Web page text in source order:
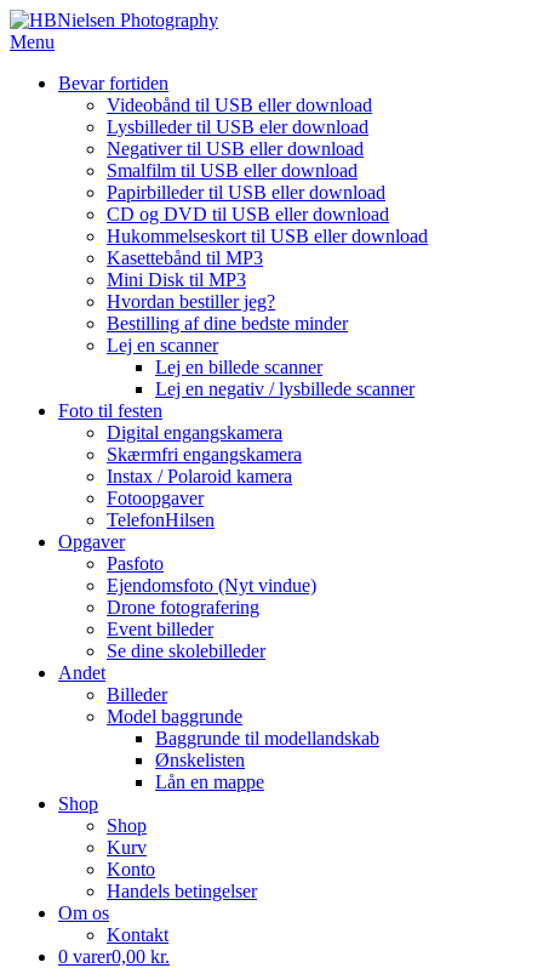
Spring
til
Menu
Bevar fortiden
Videobånd til USB eller download
Lysbilleder til USB eler download
Negativer til USB eller download
Smalfilm til USB eller download
Papirbilleder til USB eller download
CD og DVD til USB eller download
Hukommelseskort til USB eller download
Kasettebånd til MP3
Mini Disk til MP3
Hvordan bestiller jeg?
Bestilling af dine bedste minder
Lej en scanner
Lej en billede scanner
Lej en negativ / lysbillede scanner
Foto til festen
Digital engangskamera
Skærmfri engangskamera
Instax / Polaroid kamera
Fotoopgaver
TelefonHilsen
Opgaver
Pasfoto
Ejendomsfoto (Nyt vindue)
Drone fotografering
Event billeder
Se dine skolebilleder
Andet
Billeder
Model baggrunde
Baggrunde til modellandskab
Ønskelisten
Lån en mappe
Shop
Shop
Kurv
Konto
Handels betingelser
Om os
Kontakt
0 varer0,00 kr.